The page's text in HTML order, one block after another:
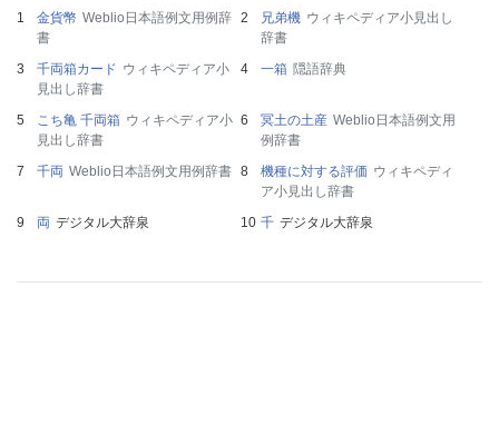
金貨幣 Weblio日本語例文用例辞
書
兄弟機 ウィキペディア小見出し
辞書
千両箱カード ウィキペディア小
見出し辞書
一箱 隠語辞典
こち亀 千両箱 ウィキペディア小
見出し辞書
冥土の土産 Weblio日本語例文用
例辞書
千両 Weblio日本語例文用例辞書 機種に対する評価 ウィキペディ
ア小見出し辞書
両 デジタル大辞泉 千 デジタル大辞泉